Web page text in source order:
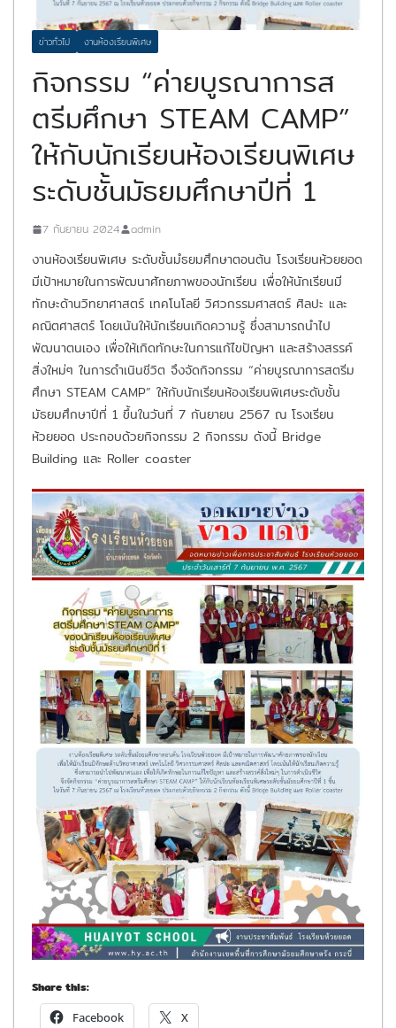
ข่าวทั่วไป งานห้องเรียนพิเศษ
กิจกรรม “ค่ายบูรณาการส
ตรีมศึกษา STEAM CAMP”
ให้กับนักเรียนห้องเรียนพิเศษ
ระดับชั้นมัธยมศึกษาปีที่ 1
7 กันยายน 2024 admin
งานห้องเรียนพิเศษ ระดับชั้นมํธยมศึกษาตอนต้น โรงเรียนห้วยยอด
มีเป้าหมายในการพัฒนาศักยภาพของนักเรียน เพื่อให้นักเรียนมี
ทักษะด้านวิทยาศาสตร์ เทคโนโลยี วิศวกรรมศาสตร์ ศิลปะ และ
คณิตศาสตร์ โดยเน้นให้นักเรียนเกิดความรู้ ซึ่งสามารถนำไป
พัฒนาตนเอง เพื่อให้เกิดทักษะในการแก้ไขปัญหา และสร้างสรรค์
สิ่งใหม่ๆ ในการดำเนินชีวิต จึงจัดกิจกรรม “ค่ายบูรณาการสตรีม
ศึกษา STEAM CAMP” ให้กับนักเรียนห้องเรียนพิเศษระดับชั้น
มัธยมศึกษาปีที่ 1 ขึ้นในวันที่ 7 กันยายน 2567 ณ โรงเรียน
ห้วยยอด ประกอบด้วยกิจกรรม 2 กิจกรรม ดังนี้ Bridge
Building และ Roller coaster
Share this:
Facebook X